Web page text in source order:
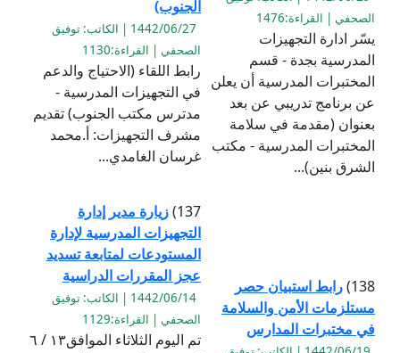
الصحفي | القراءة:1476
يسّر ادارة التجهيزات
المدرسية بجدة - قسم
المختبرات المدرسية أن يعلن
عن برنامج تدريبي عن بعد
بعنوان (مقدمة في سلامة
المختبرات المدرسية - مكتب
الشرق بنين)...
الجنوب)
1442/06/27 | الكاتب: توفيق
الصحفي | القراءة:1130
رابط اللقاء (الاحتياج والدعم
في التجهيزات المدرسية -
مدترس مكتب الجنوب) تقديم
مشرف التجهيزات: أ.محمد
غرسان الغامدي...
138) رابط استبيان حصر
مستلزمات الأمن والسلامة
في مختبرات المدارس
137) زيارة مدير إدارة
التجهيزات المدرسية لإدارة
المستودعات لمتابعة تسديد
عجز المقررات الدراسية
1442/06/14 | الكاتب: توفيق
الصحفي | القراءة:1129
تم اليوم الثلاثاء الموافق١٣ / ٦